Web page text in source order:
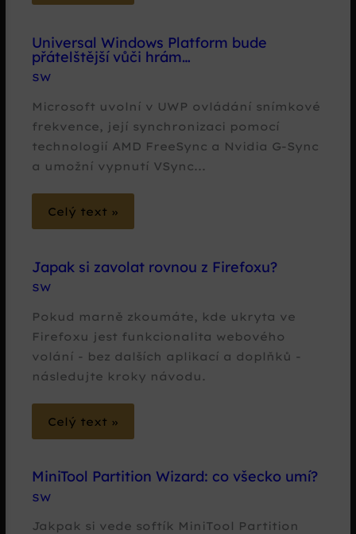
Universal Windows Platform bude
přátelštější vůči hrám…
SW
Microsoft uvolní v UWP ovládání snímkové
frekvence, její synchronizaci pomocí
technologií AMD FreeSync a Nvidia G-Sync
a umožní vypnutí VSync...
Celý text »
Japak si zavolat rovnou z Firefoxu?
SW
Pokud marně zkoumáte, kde ukryta ve
Firefoxu jest funkcionalita webového
volání - bez dalších aplikací a doplňků -
následujte kroky návodu.
Celý text »
MiniTool Partition Wizard: co všecko umí?
SW
Jakpak si vede softík MiniTool Partition